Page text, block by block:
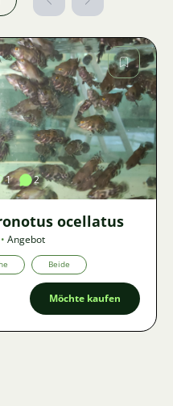
1 2
ocellatus
• Angebot
Beide
Möchte kaufen